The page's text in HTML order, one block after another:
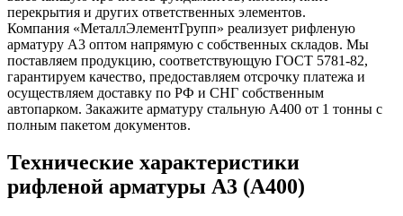
перекрытия и других ответственных элементов.
Компания «МеталлЭлементГрупп» реализует рифленую
арматуру А3 оптом напрямую с собственных складов. Мы
поставляем продукцию, соответствующую ГОСТ 5781-82,
гарантируем качество, предоставляем отсрочку платежа и
осуществляем доставку по РФ и СНГ собственным
автопарком. Закажите арматуру стальную А400 от 1 тонны с
полным пакетом документов.
Технические характеристики
рифленой арматуры А3 (А400)